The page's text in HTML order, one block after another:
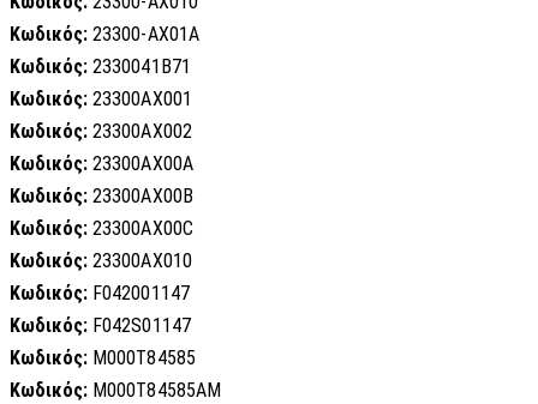
Κωδικός: 23300-AX01A
Κωδικός: 2330041B71
Κωδικός: 23300AX001
Κωδικός: 23300AX002
Κωδικός: 23300AX00A
Κωδικός: 23300AX00B
Κωδικός: 23300AX00C
Κωδικός: 23300AX010
Κωδικός: F042001147
Κωδικός: F042S01147
Κωδικός: M000T84585
Κωδικός: M000T84585AM